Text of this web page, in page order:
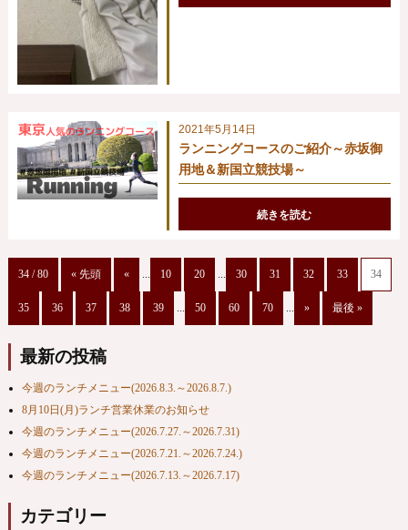
2021年5月14日
ランニングコースのご紹介～赤坂御
用地＆新国立競技場～
続きを読む
34 / 80 « 先頭 « ... 10 20 ... 30 31 32 33 34
35 36 37 38 39 ... 50 60 70 ... » 最後 »
最新の投稿
今週のランチメニュー(2026.8.3.～2026.8.7.)
8月10日(月)ランチ営業休業のお知らせ
今週のランチメニュー(2026.7.27.～2026.7.31)
今週のランチメニュー(2026.7.21.～2026.7.24.)
今週のランチメニュー(2026.7.13.～2026.7.17)
カテゴリー